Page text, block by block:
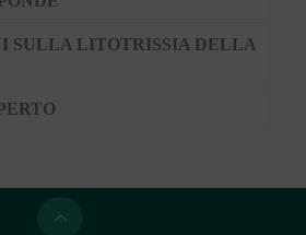
SULLA LITOTRISSIA DELLA